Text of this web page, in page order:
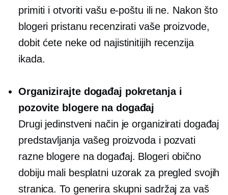
primiti i otvoriti vašu e-poštu ili ne. Nakon što
blogeri pristanu recenzirati vaše proizvode,
dobit ćete neke od najistinitijih recenzija
ikada.
Organizirajte događaj pokretanja i
pozovite blogere na događaj
Drugi jedinstveni način je organizirati događaj
predstavljanja vašeg proizvoda i pozvati
razne blogere na događaj. Blogeri obično
dobiju mali besplatni uzorak za pregled svojih
stranica. To generira skupni sadržaj za vaš